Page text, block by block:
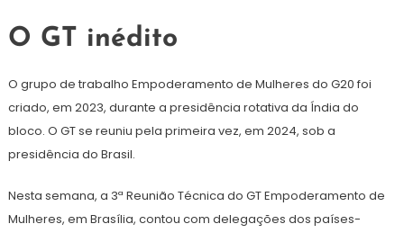
O GT inédito
O grupo de trabalho Empoderamento de Mulheres do G20 foi
criado, em 2023, durante a presidência rotativa da Índia do
bloco. O GT se reuniu pela primeira vez, em 2024, sob a
presidência do Brasil.
Nesta semana, a 3ª Reunião Técnica do GT Empoderamento de
Mulheres, em Brasília, contou com delegações dos países-